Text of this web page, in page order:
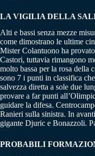
LA VIGILIA DELLA
Alti e bassi senza mezze
come dimostrano le ultime
Mister Colantuono ha
Castori, tuttavia rimangono
molto bassa per la rosa della
sono 7 i punti in classifica
salvezza diretta a sole due
provare a far punti
guidare la difesa.
Ranieri sulla sinistra. In
gigante Djuric e Bonazzoli.
PROBABILI